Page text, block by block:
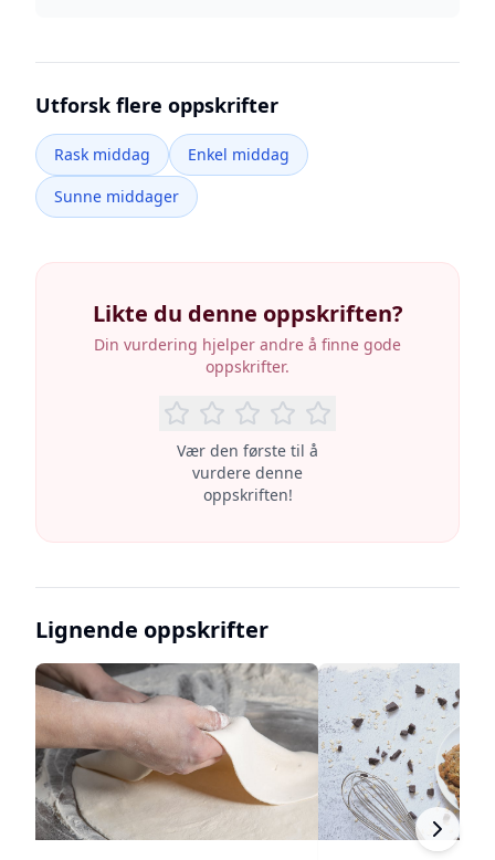
Utforsk flere oppskrifter
Rask middag
Enkel middag
Sunne middager
Likte du denne oppskriften?
Din vurdering hjelper andre å finne gode
oppskrifter.
Vær den første til å
vurdere denne
oppskriften!
Lignende oppskrifter